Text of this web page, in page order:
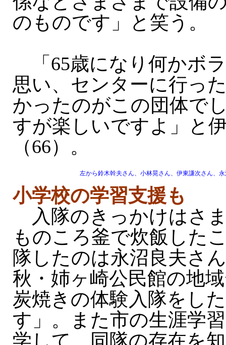
のものです」と笑う。
「65歳になり何かボ
思い、センターに行っ
かったのがこの団体で
すが楽しいですよ」と
（66）。
左から鈴木幹夫さん、小林晃さん、伊東謙次さん、
小学校の学習支援も
入隊のきっかけはさ
ものころ釜で炊飯した
隊したのは永沼良夫さ
秋・姉ヶ崎公民館の地
炭焼きの体験入隊をし
す」。また市の生涯学
学して、同隊の存在を